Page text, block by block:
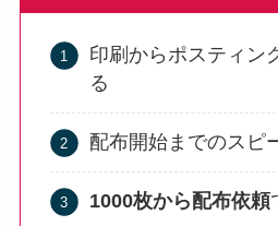
印刷からポスティン
る
配布開始までのスピ
1000枚から配布依頼